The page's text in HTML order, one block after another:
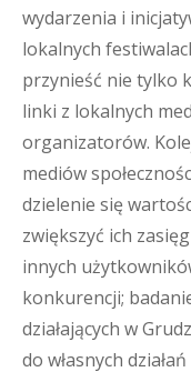
wydarzenia i
lokalnych
przynieść nie tylko
linki z lokalnych
organizatorów.
mediów
dzielenie się
zwiększyć ich
innych
konkurencji;
działających w
do własnych